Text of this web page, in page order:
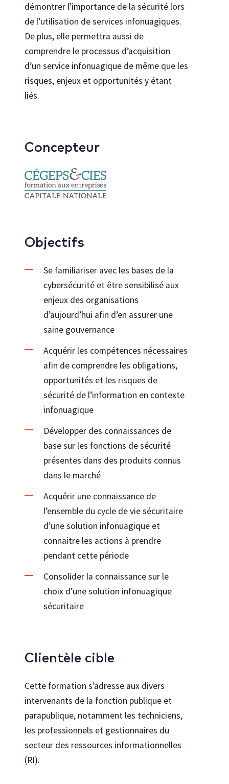
démontrer l’importance de la sécurité lors
de l’utilisation de services infonuagiques.
De plus, elle permettra aussi de
comprendre le processus d’acquisition
d’un service infonuagique de même que les
risques, enjeux et opportunités y étant
liés.
Concepteur
Objectifs
Se familiariser avec les bases de la
cybersécurité et être sensibilisé aux
enjeux des organisations
d’aujourd’hui afin d’en assurer une
saine gouvernance
Acquérir les compétences nécessaires
afin de comprendre les obligations,
opportunités et les risques de
sécurité de l’information en contexte
infonuagique
Développer des connaissances de
base sur les fonctions de sécurité
présentes dans des produits connus
dans le marché
Acquérir une connaissance de
l’ensemble du cycle de vie sécuritaire
d’une solution infonuagique et
connaitre les actions à prendre
pendant cette période
Consolider la connaissance sur le
choix d’une solution infonuagique
sécuritaire
Clientèle cible
Cette formation s’adresse aux divers
intervenants de la fonction publique et
parapublique, notamment les techniciens,
les professionnels et gestionnaires du
secteur des ressources informationnelles
(RI).
Programmes
Explorez les programmes en technologies de l’Université Laval
Se connecter au portail gouvernemental
Vous travaillez pour le gouvernement du Québec ? Accéder à votre
catalogue de formation dédié